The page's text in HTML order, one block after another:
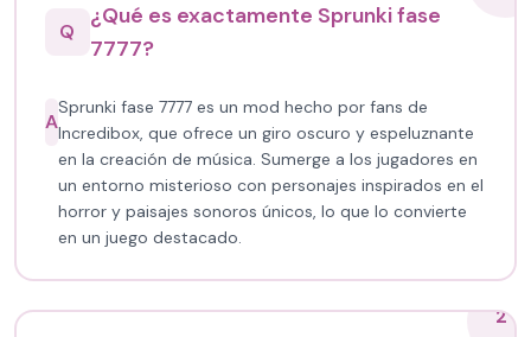
Q
¿Qué es exactamente Sprunki fase
7777?
A
Sprunki fase 7777 es un mod hecho por fans de
Incredibox, que ofrece un giro oscuro y espeluznante
en la creación de música. Sumerge a los jugadores en
un entorno misterioso con personajes inspirados en el
horror y paisajes sonoros únicos, lo que lo convierte
en un juego destacado.
2